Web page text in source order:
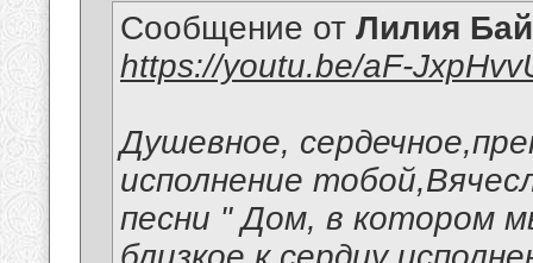
Сообщение от Лилия
https://youtu.be/aF-
Душевное,
исполнение
песни " Дом, в котором